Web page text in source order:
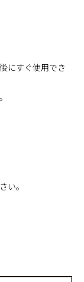
にすぐ使用でき
い。